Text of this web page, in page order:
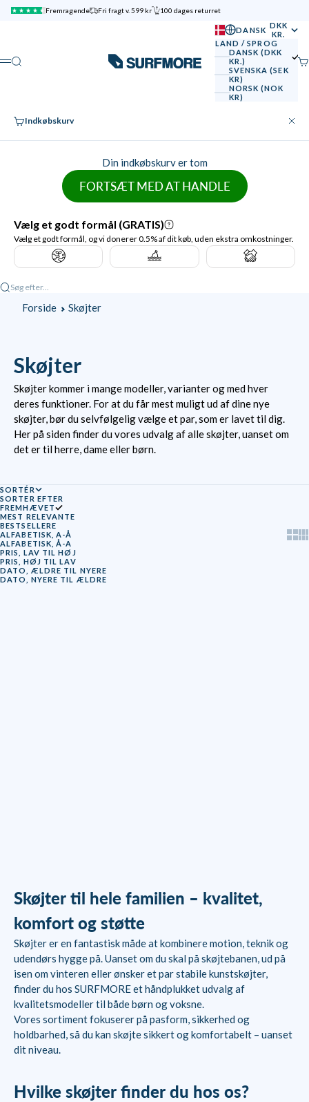
Spring til indhold
Fremragende Fri fragt v. 599 kr 100 dages returret
SURFMORE
Menu
Søg
DANSK DKK
KR.
LAND / SPROG
DANSK (DKK
KR.)
SVENSKA (SEK
KR)
NORSK (NOK
KR)
Indkøbskurv Luk
Din indkøbskurv er tom
FORTSÆT MED AT HANDLE
Søg efter...
Forside
Skøjter
Skøjter
Skøjter kommer i mange modeller, varianter og med hver
deres funktioner. For at du får mest muligt ud af dine nye
skøjter, bør du selvfølgelig vælge et par, som er lavet til dig.
Her på siden finder du vores udvalg af alle skøjter, uanset om
det er til herre, dame eller børn.
SORTÉR
SORTER EFTER
FREMHÆVET
MEST RELEVANTE
BESTSELLERE
ALFABETISK, A-Å
ALFABETISK, Å-A
PRIS, LAV TIL HØJ
PRIS, HØJ TIL LAV
DATO, ÆLDRE TIL NYERE
DATO, NYERE TIL ÆLDRE
Skøjter til hele familien – kvalitet,
komfort og støtte
Skøjter er en fantastisk måde at kombinere motion, teknik og
udendørs hygge på. Uanset om du skal på skøjtebanen, ud på
isen om vinteren eller ønsker et par stabile kunstskøjter,
finder du hos SURFMORE et håndplukket udvalg af
kvalitetsmodeller til både børn og voksne.
Vores sortiment fokuserer på pasform, sikkerhed og
holdbarhed, så du kan skøjte sikkert og komfortabelt – uanset
dit niveau.
Hvilke skøjter finder du hos os?